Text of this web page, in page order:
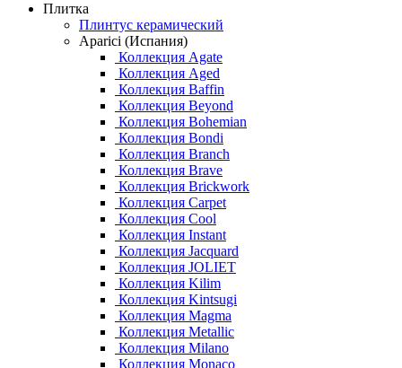
Плитка
Плинтус керамический
Aparici (Испания)
Коллекция Agate
Коллекция Aged
Коллекция Baffin
Коллекция Beyond
Коллекция Bohemian
Коллекция Bondi
Коллекция Branch
Коллекция Brave
Коллекция Brickwork
Коллекция Carpet
Коллекция Cool
Коллекция Instant
Коллекция Jacquard
Коллекция JOLIET
Коллекция Kilim
Коллекция Kintsugi
Коллекция Magma
Коллекция Metallic
Коллекция Milano
Коллекция Monaco